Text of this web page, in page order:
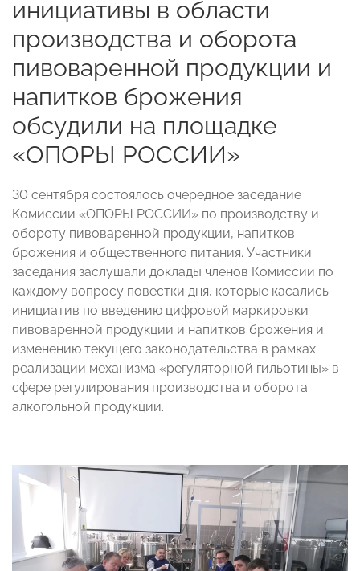
инициативы в области
производства и оборота
пивоваренной продукции и
напитков брожения
обсудили на площадке
«ОПОРЫ РОССИИ»
30 сентября состоялось очередное заседание
Комиссии «ОПОРЫ РОССИИ» по производству и
обороту пивоваренной продукции, напитков
брожения и общественного питания. Участники
заседания заслушали доклады членов Комиссии по
каждому вопросу повестки дня, которые касались
инициатив по введению цифровой маркировки
пивоваренной продукции и напитков брожения и
изменению текущего законодательства в рамках
реализации механизма «регуляторной гильотины» в
сфере регулирования производства и оборота
алкогольной продукции.